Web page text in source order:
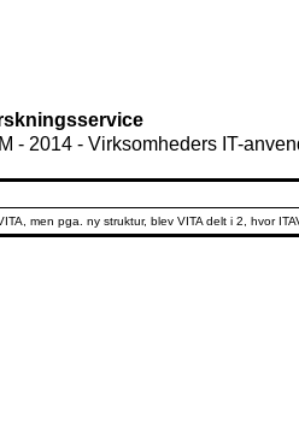
- 2014 - Virksomheders IT-
men pga. ny struktur, blev VITA delt i 2, hvor